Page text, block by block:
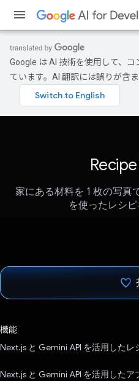
Google は AI 技術を使用して、
ています。AI 翻訳には誤りが含
家にある材料を 1 枚の写真
を使ったレシ
機能
Next.js と Gemini API を活用したレ
Next.js と Gemini API を活用した